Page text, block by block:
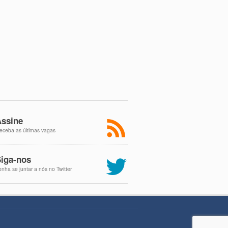
as últimas vagas
nos
se juntar a nós no Twitter